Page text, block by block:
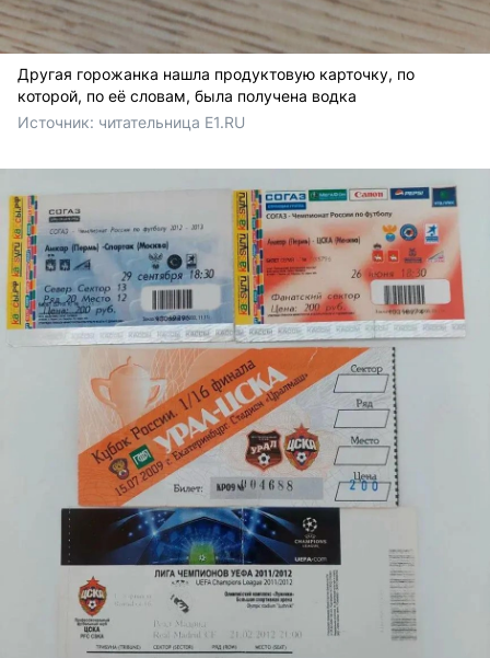
Другая горожанка нашла продуктовую карточку, по
которой, по её словам, была получена водка
Источник: читательница E1.RU